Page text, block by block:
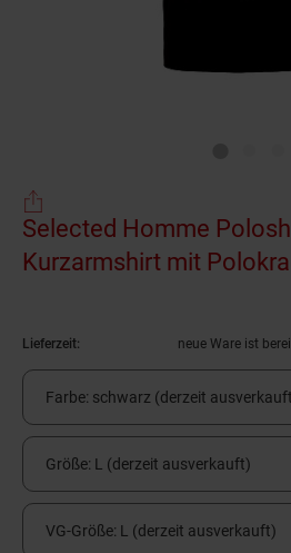
Selected Homme
Kurzarmshirt mit
Lieferzeit: neue Ware ist
Farbe: schwarz (derzeit
Größe: L (derzeit ausverkauft)
VG-Größe: L (derzeit ausverkauft)